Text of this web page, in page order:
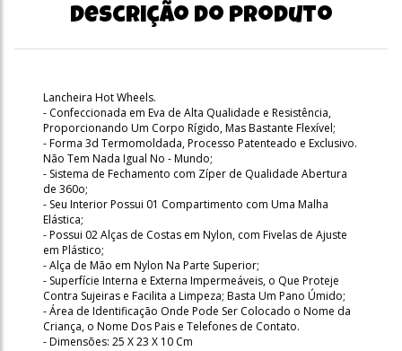
Descrição do produto
Lancheira Hot Wheels.
- Confeccionada em Eva de Alta Qualidade e Resistência,
Proporcionando Um Corpo Rígido, Mas Bastante Flexível;
- Forma 3d Termomoldada, Processo Patenteado e Exclusivo.
Não Tem Nada Igual No - Mundo;
- Sistema de Fechamento com Zíper de Qualidade Abertura
de 360o;
- Seu Interior Possui 01 Compartimento com Uma Malha
Elástica;
- Possui 02 Alças de Costas em Nylon, com Fivelas de Ajuste
em Plástico;
- Alça de Mão em Nylon Na Parte Superior;
- Superfície Interna e Externa Impermeáveis, o Que Proteje
Contra Sujeiras e Facilita a Limpeza; Basta Um Pano Úmido;
- Área de Identificação Onde Pode Ser Colocado o Nome da
Criança, o Nome Dos Pais e Telefones de Contato.
- Dimensões: 25 X 23 X 10 Cm